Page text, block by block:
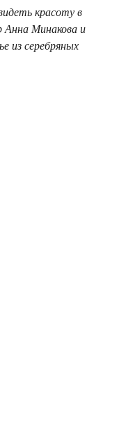
красоту в
Анна Минакова и
из серебряных